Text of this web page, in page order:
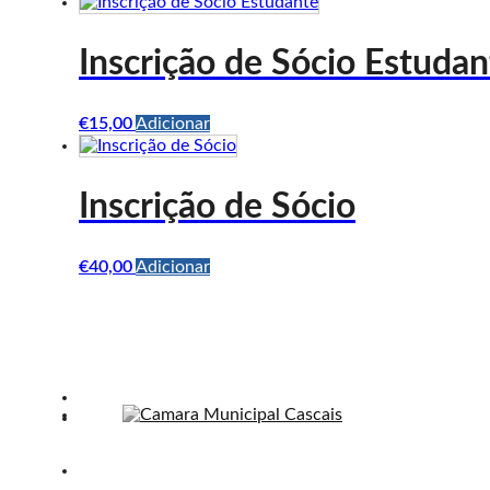
the
product
Inscrição de Sócio
€15,00Adicionar
Inscrição de Sócio
€40,00Adicionar